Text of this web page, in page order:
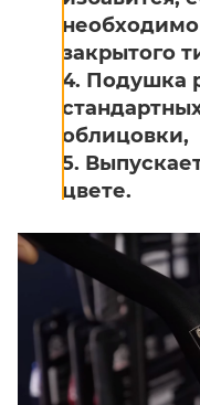
закрытого
4. Подушка
облицовки,
5.
цвете.